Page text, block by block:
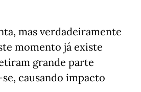
mas verdadeiramente
momento já existe
grande parte
causando impacto